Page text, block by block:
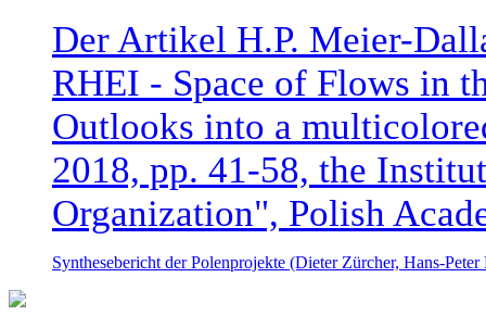
Der Artikel H.P. Meier-
RHEI - Space of Flows in
Outlooks into a
2018, pp. 41-58, the
Organization", Polish
Synthesebericht der Polenprojekte (Dieter Zürcher, Hans-